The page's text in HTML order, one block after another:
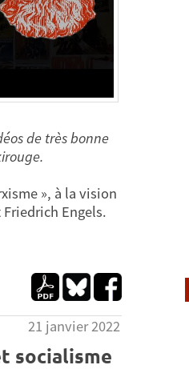
de très bonne
», à la vision
Engels.
21 janvier 2022
socialisme